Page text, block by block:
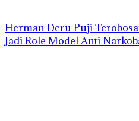
Herman Deru Puji
Jadi Role Model Anti